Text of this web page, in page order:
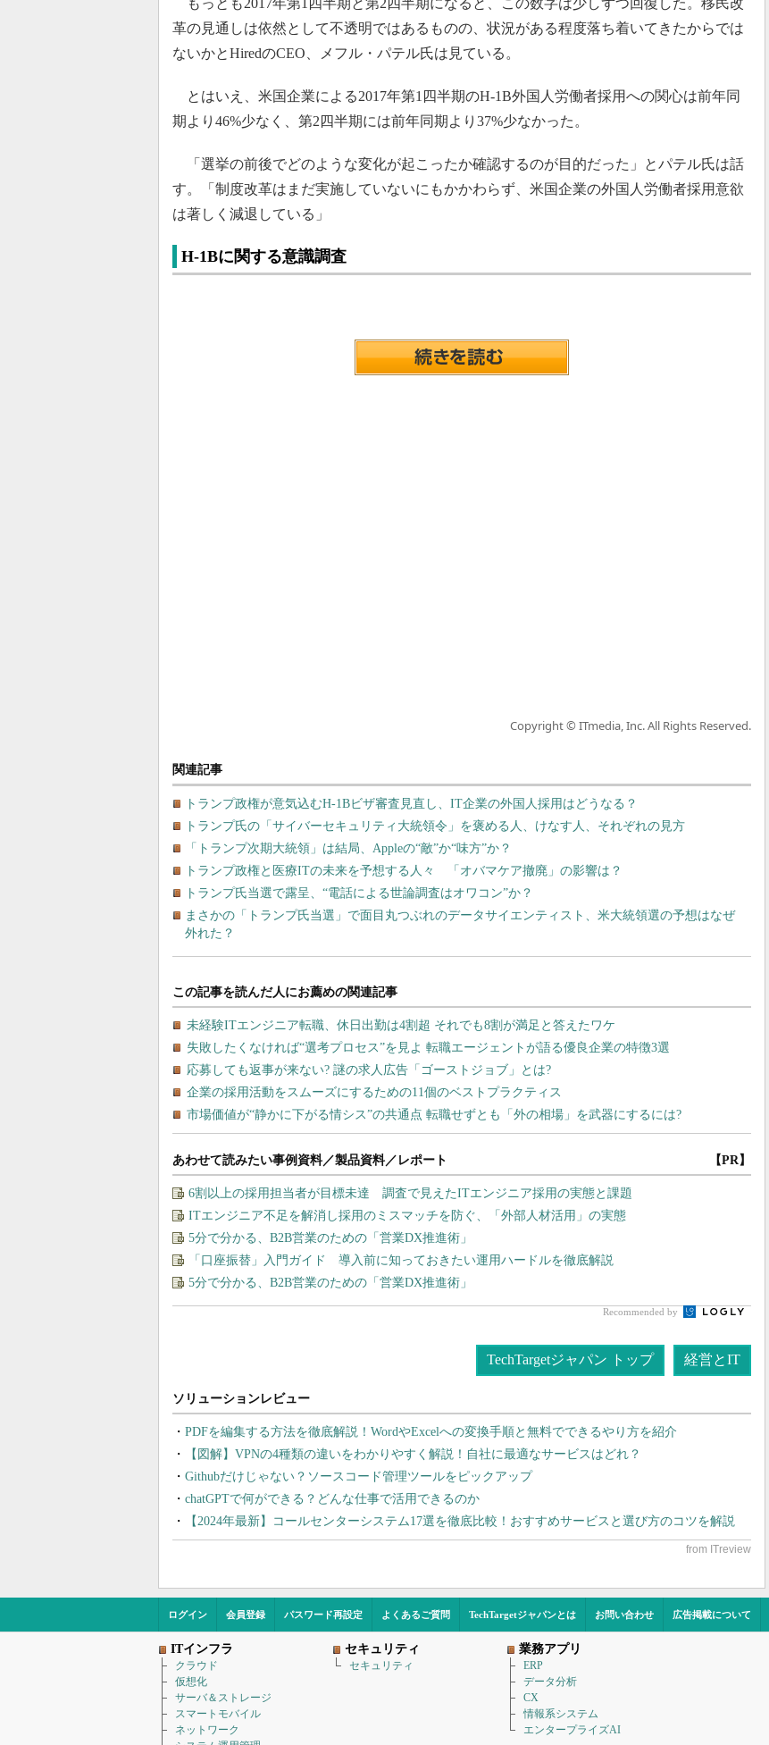
もっとも2017年第1四半期と第2四半期になると、この数字は少しずつ回復した。移民改
革の見通しは依然として不透明ではあるものの、状況がある程度落ち着いてきたからでは
ないかとHiredのCEO、メフル・パテル氏は見ている。
とはいえ、米国企業による2017年第1四半期のH-1B外国人労働者採用への関心は前年同
期より46%少なく、第2四半期には前年同期より37%少なかった。
「選挙の前後でどのような変化が起こったか確認するのが目的だった」とパテル氏は話
す。「制度改革はまだ実施していないにもかかわらず、米国企業の外国人労働者採用意欲
は著しく減退している」
H-1Bに関する意識調査
Copyright © ITmedia, Inc. All Rights Reserved.
関連記事
トランプ政権が意気込むH-1Bビザ審査見直し、IT企業の外国人採用はどうなる？
トランプ氏の「サイバーセキュリティ大統領令」を褒める人、けなす人、それぞれの見方
「トランプ次期大統領」は結局、Appleの“敵”か“味方”か？
トランプ政権と医療ITの未来を予想する人々 「オバマケア撤廃」の影響は？
トランプ氏当選で露呈、“電話による世論調査はオワコン”か？
まさかの「トランプ氏当選」で面目丸つぶれのデータサイエンティスト、米大統領選の予想はなぜ
外れた？
あわせて読みたい事例資料／製品資料／レポート 【PR】
6割以上の採用担当者が目標未達 調査で見えたITエンジニア採用の実態と課題
ITエンジニア不足を解消し採用のミスマッチを防ぐ、「外部人材活用」の実態
5分で分かる、B2B営業のための「営業DX推進術」
「口座振替」入門ガイド 導入前に知っておきたい運用ハードルを徹底解説
5分で分かる、B2B営業のための「営業DX推進術」
Recommended by
TechTargetジャパン トップ 経営とIT
PDFを編集する方法を徹底解説！WordやExcelへの変換手順と無料でできるやり方を紹介
【図解】VPNの4種類の違いをわかりやすく解説！自社に最適なサービスはどれ？
Githubだけじゃない？ソースコード管理ツールをピックアップ
chatGPTで何ができる？どんな仕事で活用できるのか
【2024年最新】コールセンターシステム17選を徹底比較！おすすめサービスと選び方のコツを解説
ログイン 会員登録 パスワード再設定 よくあるご質問 TechTargetジャパンとは お問い合わせ 広告掲載について
ITインフラ
クラウド
仮想化
サーバ＆ストレージ
スマートモバイル
ネットワーク
セキュリティ
セキュリティ
業務アプリ
ERP
データ分析
CX
情報系システム
エンタープライズAI